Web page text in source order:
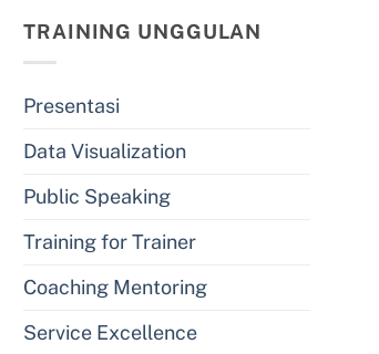
TRAINING UNGGULAN
Presentasi
Data Visualization
Public Speaking
Training for Trainer
Coaching Mentoring
Service Excellence